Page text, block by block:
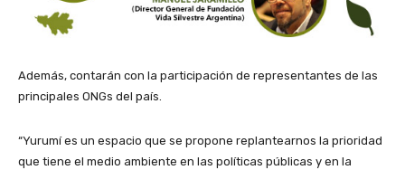
Además, contarán con la participación de representantes de las
principales ONGs del país.
“Yurumí es un espacio que se propone replantearnos la prioridad
que tiene el medio ambiente en las políticas públicas y en la